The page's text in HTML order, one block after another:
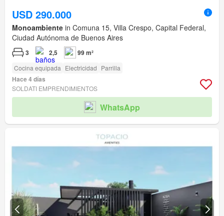
USD 290.000
Monoambiente in Comuna 15, Villa Crespo, Capital Federal,
Ciudad Autónoma de Buenos Aires
3 2,5 99 m²
Cocina equipada Electricidad Parrilla
Hace 4 días
SOLDATI EMPRENDIMIENTOS
WhatsApp